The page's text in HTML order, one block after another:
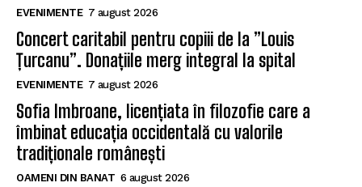
EVENIMENTE 7 august 2026
Concert caritabil pentru copiii de la ”Louis
Țurcanu”. Donațiile merg integral la spital
EVENIMENTE 7 august 2026
Sofia Imbroane, licențiata în filozofie care a
îmbinat educația occidentală cu valorile
tradiționale românești
OAMENI DIN BANAT 6 august 2026